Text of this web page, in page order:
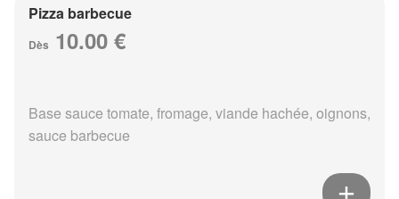
Pizza barbecue
Dès 10.00 €
Base sauce tomate, fromage, viande hachée, oignons,
sauce barbecue